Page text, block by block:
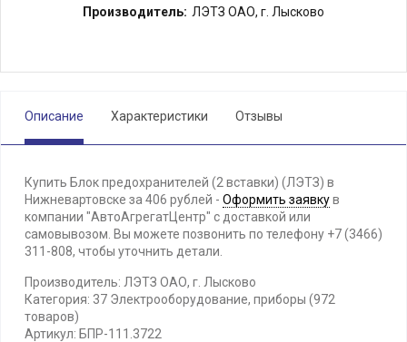
Производитель: ЛЭТЗ ОАО, г. Лысково
Описание Характеристики Отзывы
Купить Блок предохранителей (2 вставки) (ЛЭТЗ) в
Нижневартовске за 406 рублей - Оформить заявкув
компании "АвтоАгрегатЦентр" с доставкой или
самовывозом. Вы можете позвонить по телефону +7 (3466)
311-808, чтобы уточнить детали.
Производитель: ЛЭТЗ ОАО, г. Лысково
Категория: 37 Электрооборудование, приборы (972
товаров)
Артикул: БПР-111.3722